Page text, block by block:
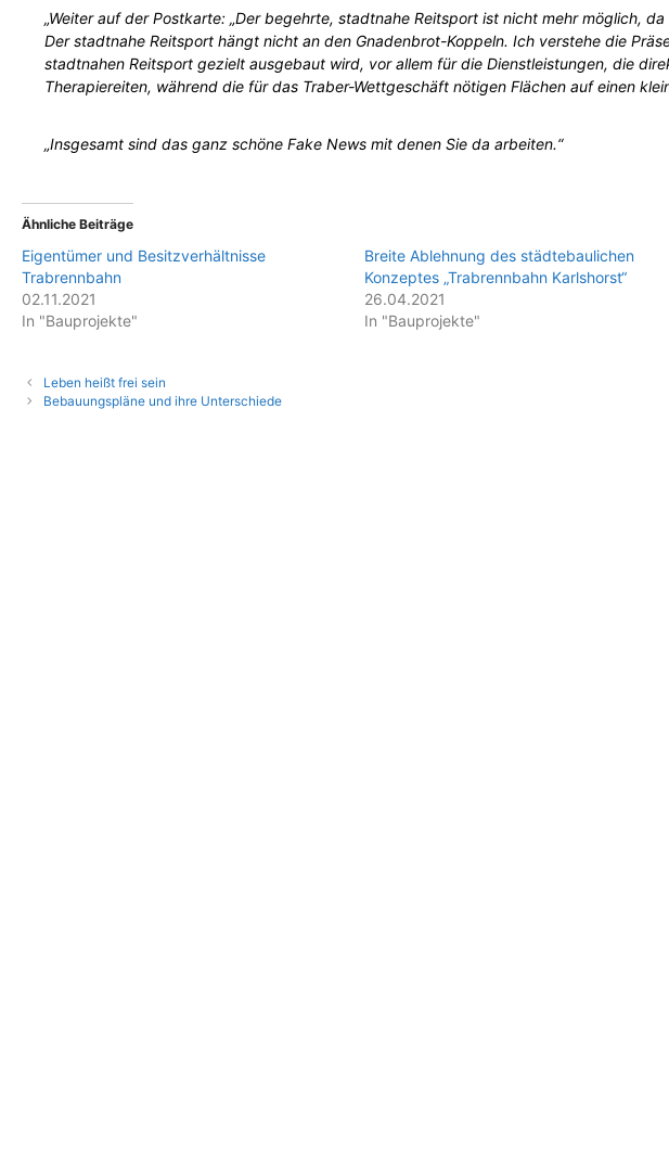
„Weiter auf der Postkarte: „Der begehrte, stadtnahe Reitsport ist nicht mehr möglich,
Der stadtnahe Reitsport hängt nicht an den Gnadenbrot-Koppeln. Ich verstehe die
stadtnahen Reitsport gezielt ausgebaut wird, vor allem für die Dienstleistungen, die
Therapiereiten, während die für das Traber-Wettgeschäft nötigen Flächen auf einen
„Insgesamt sind das ganz schöne Fake News mit denen Sie da arbeiten.“
Ähnliche Beiträge
Eigentümer und Besitzverhältnisse
Trabrennbahn
02.11.2021
In "Bauprojekte"
Breite Ablehnung des städtebaulichen
Konzeptes „Trabrennbahn Karlshorst“
26.04.2021
In "Bauprojekte"
Leben heißt frei sein
Bebauungspläne und ihre Unterschiede